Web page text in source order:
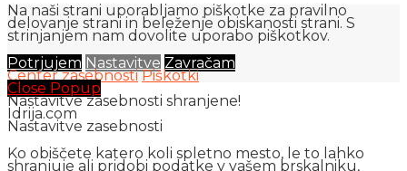
Na naši strani uporabljamo piškotke za pravilno
delovanje strani in beleženje obiskanosti strani. S
strinjanjem nam dovolite uporabo piškotkov.
Potrjujem Nastavitve Zavračam
Center zasebnosti Piškotki
Close Popup
Nastavitve zasebnosti shranjene!
Idrija.com
Nastavitve zasebnosti
Ko obiščete katero koli spletno mesto, le to lahko
shranjuje ali pridobi podatke v vašem brskalniku,